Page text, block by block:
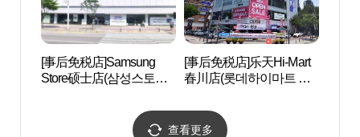
[事后免税店]Samsung
Store硕士店(삼성스토어
[事后免税店]乐天Hi-Mart
春川店(롯데하이마트 춘
查看更多